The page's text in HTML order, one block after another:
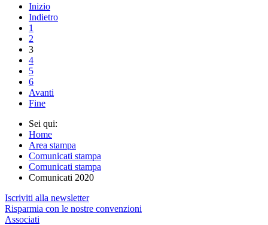
Inizio
Indietro
1
2
3
4
5
6
Avanti
Fine
Sei qui:
Home
Area stampa
Comunicati stampa
Comunicati stampa
Comunicati 2020
Iscriviti alla newsletter
Risparmia con le nostre convenzioni
Associati